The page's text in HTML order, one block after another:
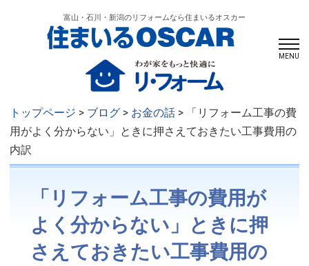
富山・石川・新潟のリフォームなら住まいるオスカー
MENU
トップページ > ブログ> お金の話> 「リフォーム工事の費
用がよく分からない」ときに押さえておきたい工事費用の
内訳
「リフォーム工事の費用が
よく分からない」ときに押
さえておきたい工事費用の